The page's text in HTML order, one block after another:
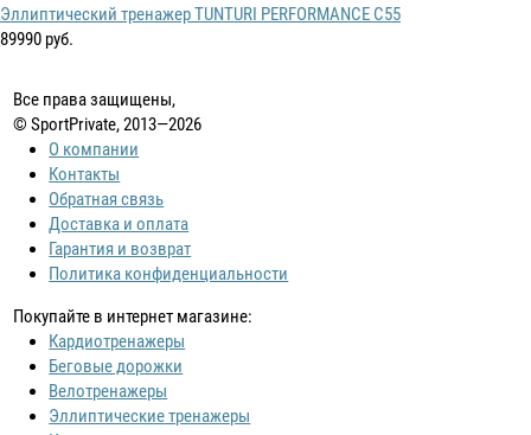
Эллиптический тренажер TUNTURI PERFORMANCE C55
89990 руб.
Все права защищены,
© SportPrivate, 2013—2026
О компании
Контакты
Обратная связь
Доставка и оплата
Гарантия и возврат
Политика конфиденциальности
Покупайте в интернет магазине:
Кардиотренажеры
Беговые дорожки
Велотренажеры
Эллиптические тренажеры